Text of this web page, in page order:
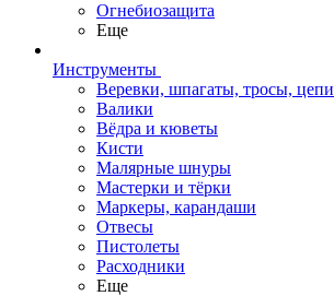
Огнебиозащита
Еще
Инструменты
Веревки, шпагаты, тросы, цепи
Валики
Вёдра и кюветы
Кисти
Малярные шнуры
Мастерки и тёрки
Маркеры, карандаши
Отвесы
Пистолеты
Расходники
Еще